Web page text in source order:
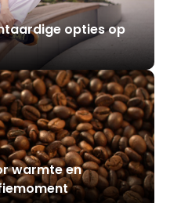
opties op
warmte en